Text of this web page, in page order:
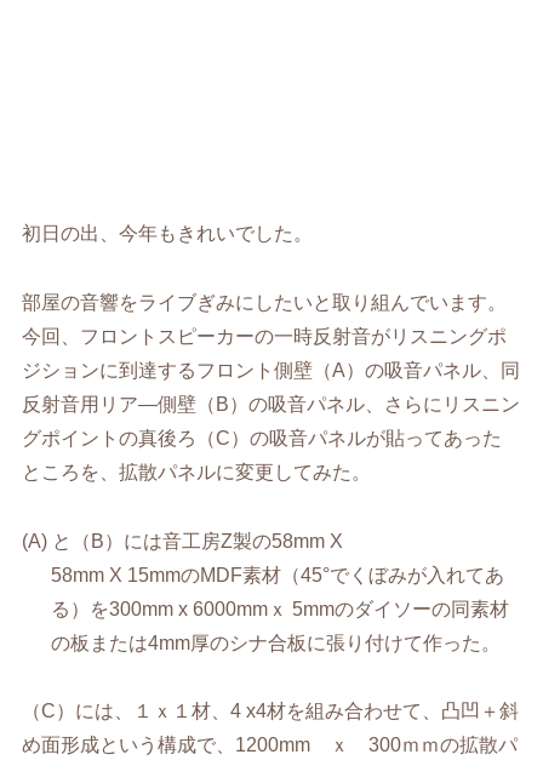
初日の出、今年もきれいでした。
部屋の音響をライブぎみにしたいと取り組んでいます。
今回、フロントスピーカーの一時反射音がリスニングポ
ジションに到達するフロント側壁（A）の吸音パネル、同
反射音用リア―側壁（ B）の吸音パネル、さらにリスニン
グポイントの真後ろ（C）の吸音パネルが貼ってあった
ところを、拡散パネルに変更してみた。
(A) と（ B）には音工房Z製の58mm X
58mm X 15mmのMDF素材（45°でくぼみが入れてあ
る）を300mm x 6000mm ｘ 5mmのダイソーの同素材
の板または4mm厚のシナ合板に張り付けて作った。
（C）には、１ｘ１材、4 x4材を組み合わせて、凸凹＋斜
め面形成という構成で、 1200mm ｘ300ｍｍの拡散パ